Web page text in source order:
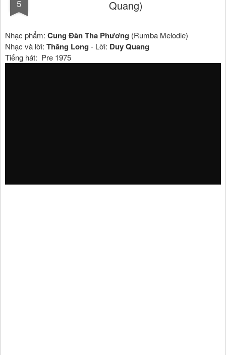
5
Quang)
Nhạc phẩm: Cung Đàn Tha Phương (Rumba Melodie)
Nhạc và lời: Thăng Long - Lời: Duy Quang
Tiếng hát: